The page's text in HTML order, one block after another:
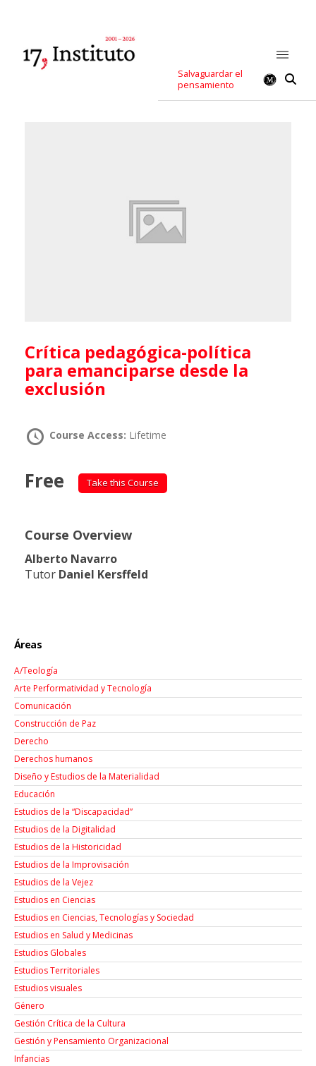
Salvaguardar el
pensamiento
Crítica pedagógica-política
para emanciparse desde la
exclusión
Course Access: Lifetime
Free Take this Course
Course Overview
Alberto Navarro
Tutor Daniel Kersffeld
Áreas
A/Teología
Arte Performatividad y Tecnología
Comunicación
Construcción de Paz
Derecho
Derechos humanos
Diseño y Estudios de la Materialidad
Educación
Estudios de la “Discapacidad”
Estudios de la Digitalidad
Estudios de la Historicidad
Estudios de la Improvisación
Estudios de la Vejez
Estudios en Ciencias
Estudios en Ciencias, Tecnologías y Sociedad
Estudios en Salud y Medicinas
Estudios Globales
Estudios Territoriales
Estudios visuales
Género
Gestión Crítica de la Cultura
Gestión y Pensamiento Organizacional
Infancias